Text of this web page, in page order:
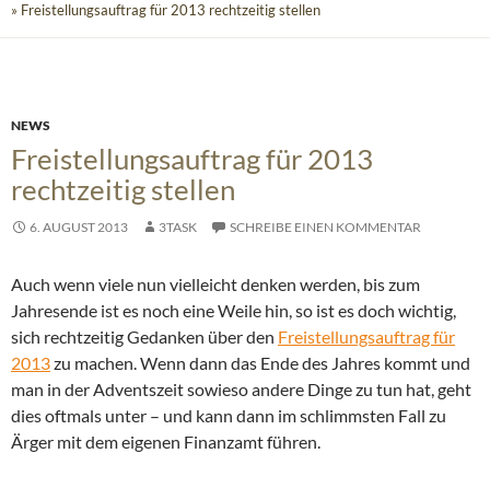
» Freistellungsauftrag für 2013 rechtzeitig stellen
NEWS
Freistellungsauftrag für 2013
rechtzeitig stellen
6. AUGUST 2013 3TASK SCHREIBE EINEN KOMMENTAR
Auch wenn viele nun vielleicht denken werden, bis zum
Jahresende ist es noch eine Weile hin, so ist es doch wichtig,
sich rechtzeitig Gedanken über den Freistellungsauftrag für
2013zu machen.Wenn dann das Ende des Jahres kommt und
man in der Adventszeit sowieso andere Dinge zu tun hat, geht
dies oftmals unter – und kann dann im schlimmsten Fall zu
Ärger mit dem eigenen Finanzamt führen.